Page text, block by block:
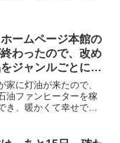
局、ドコモ...
ホームページ本館の
わったので、改め
ジャンルごとに解
。（CMと日記）
家に灯油が来たので、
油ファンヒーターを稼
き、暖かくて幸せです